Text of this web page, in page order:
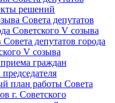
решений
Совета депутатов
Советского V созыва
депутатов города
V созыва
граждан
план работы Совета
г. Советского